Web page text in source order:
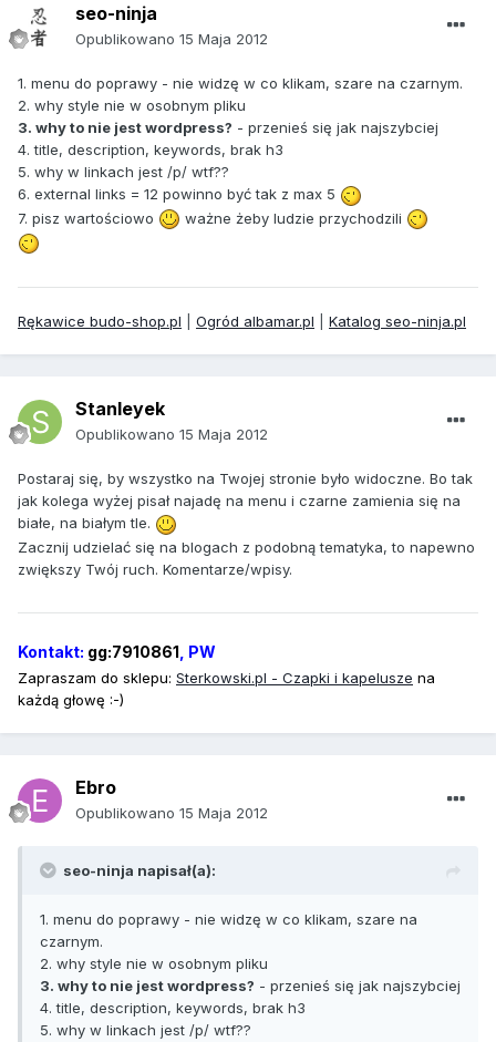
seo-ninja
Opublikowano 15 Maja 2012
1. menu do poprawy - nie widzę w co klikam, szare na czarnym.
2. why style nie w osobnym pliku
3. why to nie jest wordpress? - przenieś się jak najszybciej
4. title, description, keywords, brak h3
5. why w linkach jest /p/ wtf??
6. external links = 12 powinno być tak z max 5
7. pisz wartościowo
ważne żeby ludzie przychodzili
Rękawice budo-shop.pl Ogród albamar.pl Katalog seo-ninja.pl
Stanleyek
Opublikowano 15 Maja 2012
Postaraj się, by wszystko na Twojej stronie było widoczne. Bo tak
jak kolega wyżej pisał najadę na menu i czarne zamienia się na
białe, na białym tle.
Zacznij udzielać się na blogach z podobną tematyka, to napewno
zwiększy Twój ruch. Komentarze/wpisy.
Kontakt: gg:7910861, PW
Zapraszam do sklepu: Sterkowski.pl - Czapki i kapelusze na
każdą głowę :-)
Ebro
Opublikowano 15 Maja 2012
seo-ninja napisał(a):
1. menu do poprawy - nie widzę w co klikam, szare na
czarnym.
2. why style nie w osobnym pliku
3. why to nie jest wordpress? - przenieś się jak najszybciej
4. title, description, keywords, brak h3
5. why w linkach jest /p/ wtf??